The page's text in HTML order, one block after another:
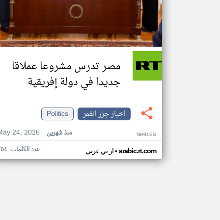
مصر تدرس مشروعا عملاقا
جديدا في دولة إفريقية
اخبار جزر القمر
Politics
24, 2026
منذ شهرين NH91ES
ار تي عربي• arabic.rt.com عدد الكلمات: ٢٥٤